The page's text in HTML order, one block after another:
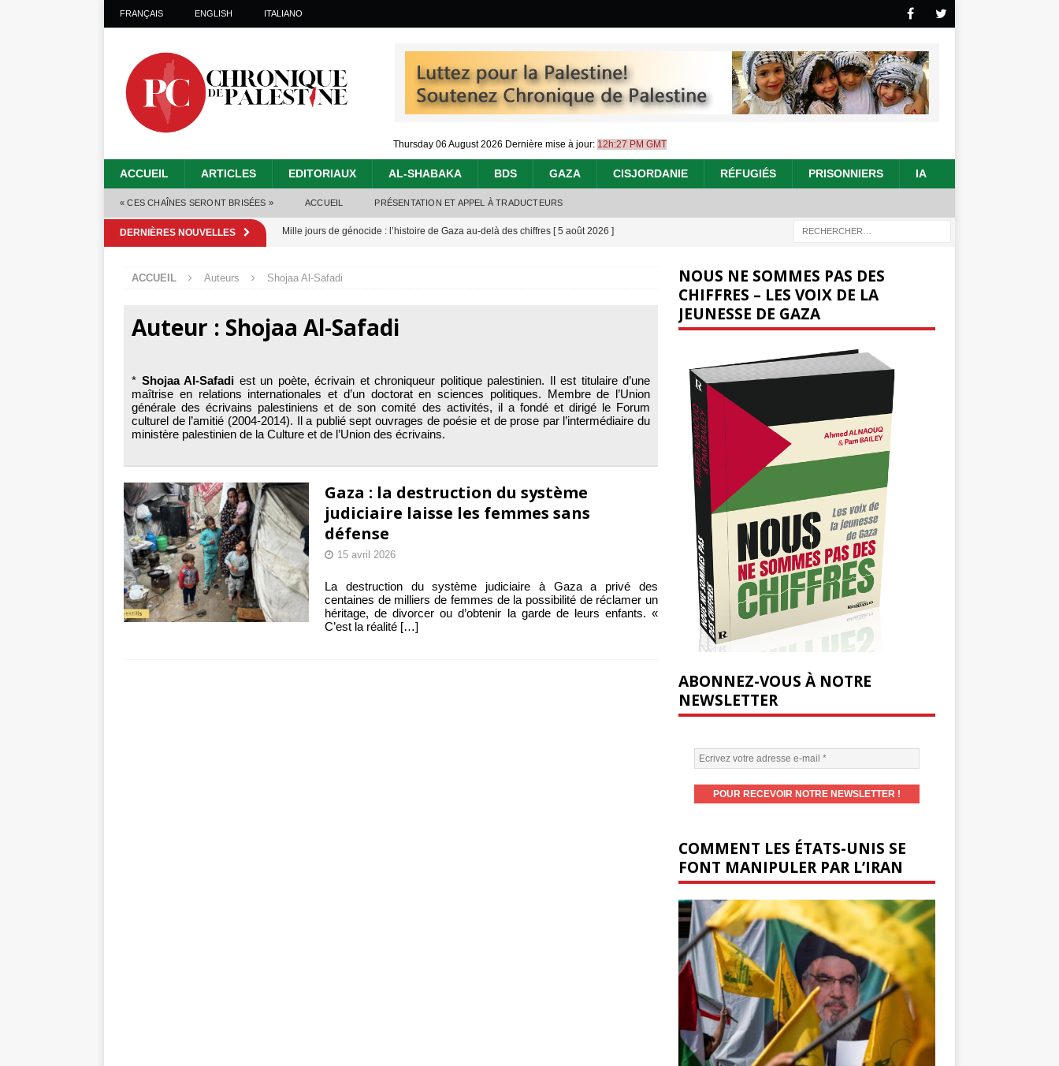
FRANÇAIS ENGLISH ITALIANO
Thursday 06 August 2026 Dernière mise à jour: 12h:27 PM GMT
ACCUEIL ARTICLES EDITORIAUX AL-SHABAKA BDS GAZA CISJORDANIE RÉFUGIÉS PRISONNIERS IA
« CES CHAÎNES SERONT BRISÉES » ACCUEIL PRÉSENTATION ET APPEL À TRADUCTEURS
DERNIÈRES NOUVELLES Mille jours de génocide : l’histoire de Gaza au-delà des chiffres [ 5 août 2026 ]
Alors que Trump annonce un « accord de paix » à Gaza, les Israéliens multiplie les
Les Israéliens se servent de la Cisjordanie comme d’une poubelle pour leurs déchets
Capituler ou mourir : le « processus de paix » à Gaza et la propagande occidentale[
6 août 2026 ]
ACCUEIL Auteurs Shojaa Al-Safadi
Auteur : Shojaa Al-Safadi
* Shojaa Al-Safadi est un poète, écrivain et chroniqueur politique palestinien. Il est titulaire d’une
maîtrise en relations internationales et d’un doctorat en sciences politiques. Membre de l’Union
générale des écrivains palestiniens et de son comité des activités, il a fondé et dirigé le Forum
culturel de l’amitié (2004-2014). Il a publié sept ouvrages de poésie et de prose par l’intermédiaire du
ministère palestinien de la Culture et de l’Union des écrivains.
Gaza : la destruction du système
judiciaire laisse les femmes sans
défense
15 avril 2026
La destruction du système judiciaire à Gaza a privé des
centaines de milliers de femmes de la possibilité de réclamer un
héritage, de divorcer ou d’obtenir la garde de leurs enfants. «
C’est la réalité […]
NOUS NE SOMMES PAS DES
CHIFFRES – LES VOIX DE LA
JEUNESSE DE GAZA
ABONNEZ-VOUS À NOTRE
NEWSLETTER
COMMENT LES ÉTATS-UNIS SE
FONT MANIPULER PAR L’IRAN